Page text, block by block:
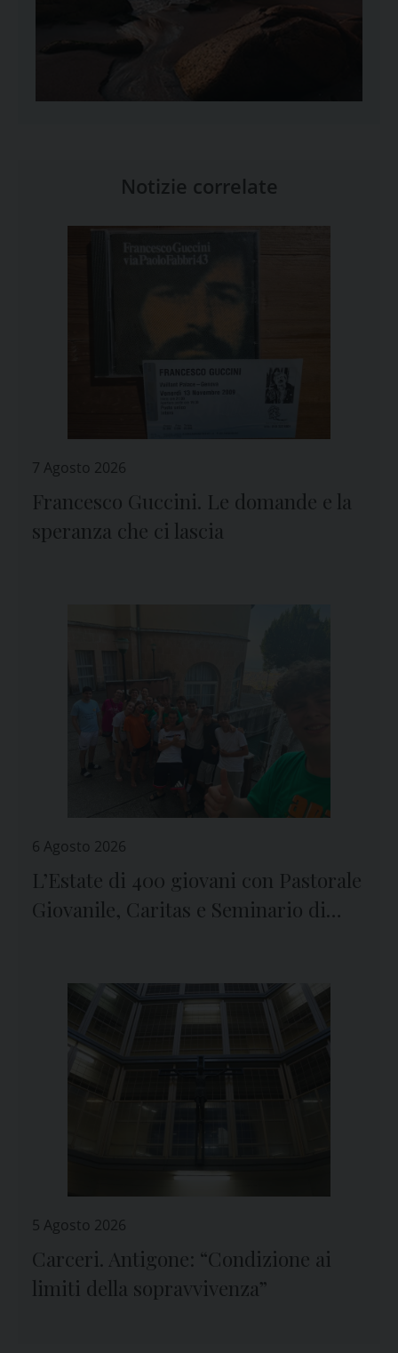
Notizie correlate
7 Agosto 2026
Francesco Guccini. Le domande e la
speranza che ci lascia
6 Agosto 2026
L’Estate di 400 giovani con Pastorale
Giovanile, Caritas e Seminario di
5 Agosto 2026
Carceri. Antigone: “Condizione ai
limiti della sopravvivenza”